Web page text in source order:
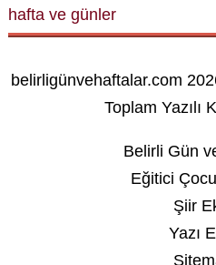
hafta ve günler
belirligünvehaftalar.com
Toplam Yazılı
Belirli Gün
Eğitici
Şiir
Yazı